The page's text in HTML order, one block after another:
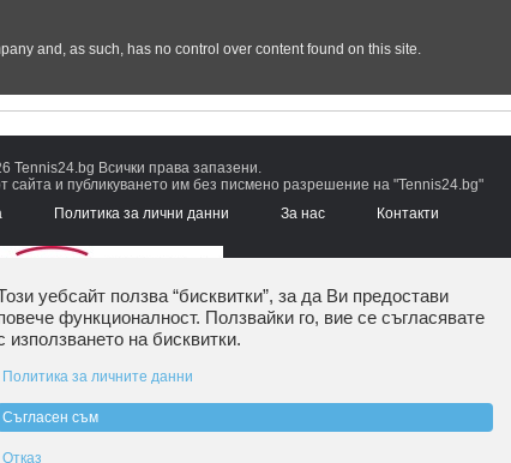
Tennis24.bg Всички права запазени.
сайта и публикуването им без писмено разрешение на "Tennis24.bg"
Политика за лични данни За нас Контакти
уебсайт ползва “бисквитки”, за да Ви предостави
функционалност. Ползвайки го, вие се съгласявате
използването на бисквитки.
Политика за личните данни
Съгласен съм
Отказ